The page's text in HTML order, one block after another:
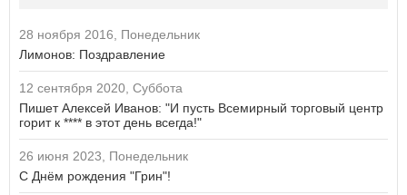
28 ноября 2016, Понедельник
Лимонов: Поздравление
12 сентября 2020, Суббота
Пишет Алексей Иванов: "И пусть Всемирный торговый центр
горит к **** в этот день всегда!"
26 июня 2023, Понедельник
С Днём рождения "Грин"!